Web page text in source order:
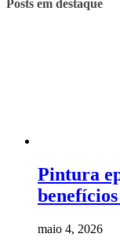
Posts em destaque
Pintura
maio 4, 2026